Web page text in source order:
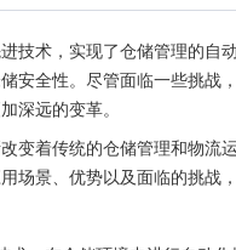
技术，实现了仓储管理的自
安全性。尽管面临一些挑战
深远的变革。
变着传统的仓储管理和物流
景、优势以及面临的挑战